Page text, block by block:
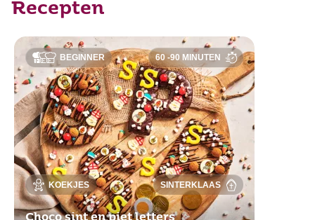
Recepten
BEGINNER
KOEKJES
60 -90 MINUTEN
SINTERKLAAS
Choco sint en piet letters